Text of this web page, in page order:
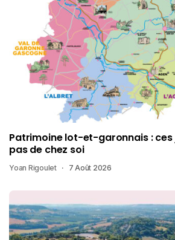
Patrimoine lot-et-garonnais : ces
pas de chez soi
Yoan Rigoulet 7 Août 2026